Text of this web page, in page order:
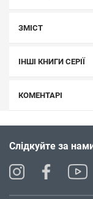
ЗМІСТ
ІНШІ КНИГИ СЕРІЇ
КОМЕНТАРІ
Слідкуйте за